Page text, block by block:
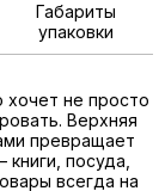
Габариты
упаковки
хочет не просто
Верхняя
превращает
посуда,
всегда на